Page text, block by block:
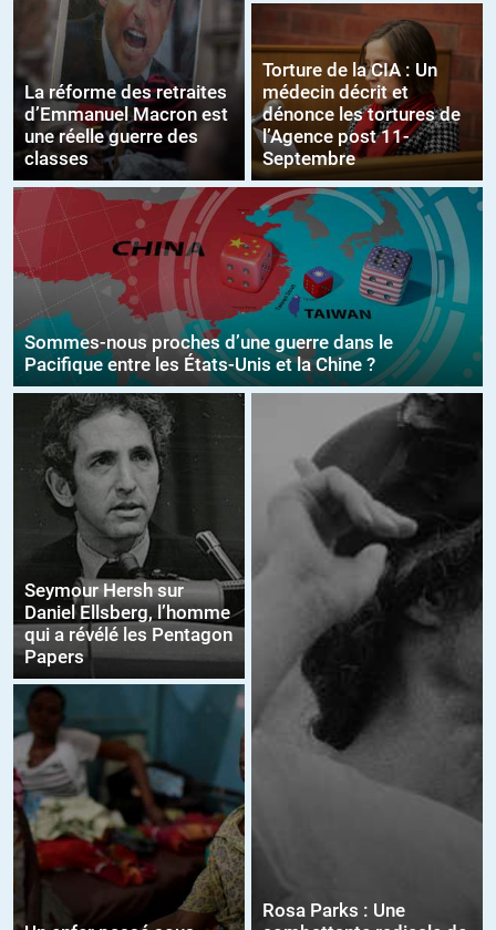
La réforme des retraites
d’Emmanuel Macron est
une réelle guerre des
classes
Torture de la CIA : Un
médecin décrit et
dénonce les tortures de
l’Agence post 11-
Septembre
Sommes-nous proches d’une guerre dans le
Pacifique entre les États-Unis et la Chine ?
Seymour Hersh sur
Daniel Ellsberg, l’homme
qui a révélé les Pentagon
Papers
Rosa Parks : Une